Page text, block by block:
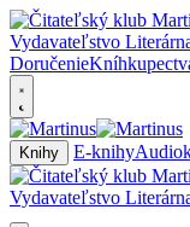
Doručenie
Knihy E-knihy